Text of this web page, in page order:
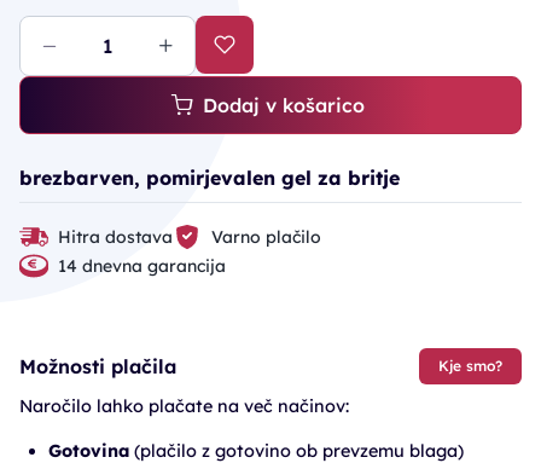
Dodaj v košarico
brezbarven, pomirjevalen gel za britje
Hitra dostava
Varno plačilo
14 dnevna garancija
Možnosti plačila Kje smo?
Naročilo lahko plačate na več načinov:
Gotovina (plačilo z gotovino ob prevzemu blaga)